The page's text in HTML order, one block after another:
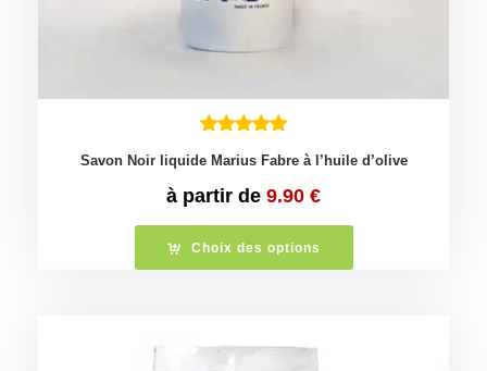
Savon Noir liquide Marius Fabre à l’huile d’olive
à partir de 9.90 €
Choix des options